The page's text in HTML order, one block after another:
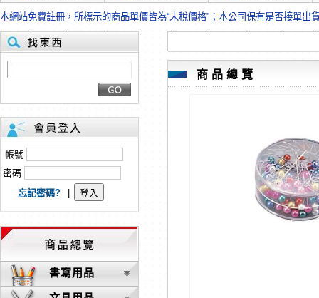
茲因國際情勢變化石油及塑化原物料波動漲幅甚大，部份上游供應商已採取
本網站免費註冊，所標示的商品單價皆為“未稅價格”；本公司保有是否接單出
HP、EPSON、CANON原廠耗材價格浮動，下單前請先跟客服人員確認最新
本網站免費註冊，所標示的商品單價皆為“未稅價格”；本公司保有是否接單出
匯款客戶請注意！因商品繁複來不及發現短缺，遂待客服人員跟您確認訂單
本網站免費註冊，所標示的商品單價皆為“未稅價格”；本公司保有是否接單出
茲因國際情勢變化石油及塑化原物料波動漲幅甚大，部份上游供應商已採取
本網站免費註冊，所標示的商品單價皆為“未稅價格”；本公司保有是否接單出
HP、EPSON、CANON原廠耗材價格浮動，下單前請先跟客服人員確認最新
本網站免費註冊，所標示的商品單價皆為“未稅價格”；本公司保有是否接單出
匯款客戶請注意！因商品繁複來不及發現短缺，遂待客服人員跟您確認訂單
本網站免費註冊，所標示的商品單價皆為“未稅價格”；本公司保有是否接單出
帳號
密碼
忘記密碼?
書寫用品
商品總覽